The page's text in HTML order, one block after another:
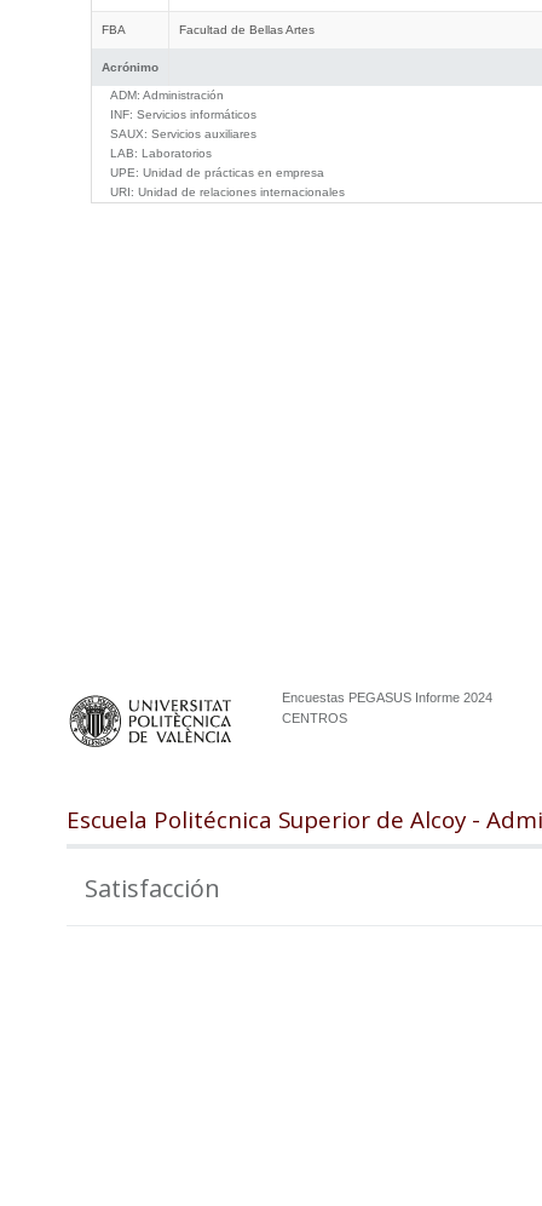
Acrónimo
FBA Facultad de Bellas Artes
ADM: Administración
INF: Servicios informáticos
SAUX: Servicios auxiliares
LAB: Laboratorios
UPE: Unidad de prácticas en empresa
URI: Unidad de relaciones internacionales
Encuestas PEGASUS Informe 2024
CENTROS
Escuela Politécnica Superior de Alcoy -
Satisfacción